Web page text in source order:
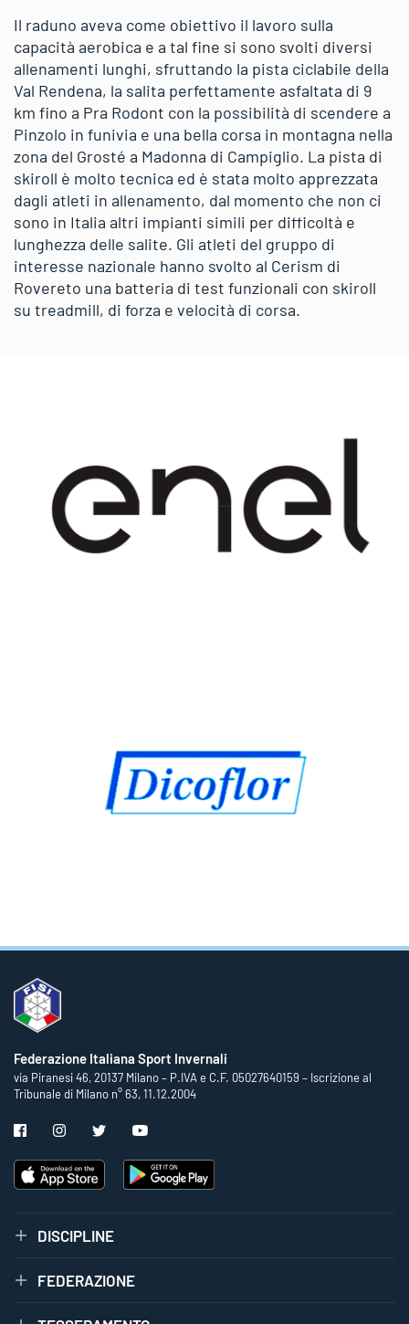
Il raduno aveva come obiettivo il lavoro sulla
capacità aerobica e a tal fine si sono svolti diversi
allenamenti lunghi, sfruttando la pista ciclabile della
Val Rendena, la salita perfettamente asfaltata di 9
km fino a Pra Rodont con la possibilità di scendere a
Pinzolo in funivia e una bella corsa in montagna nella
zona del Grosté a Madonna di Campiglio. La pista di
skiroll è molto tecnica ed è stata molto apprezzata
dagli atleti in allenamento, dal momento che non ci
sono in Italia altri impianti simili per difficoltà e
lunghezza delle salite. Gli atleti del gruppo di
interesse nazionale hanno svolto al Cerism di
Rovereto una batteria di test funzionali con skiroll
su treadmill, di forza e velocità di corsa.
Federazione Italiana Sport Invernali
via Piranesi 46, 20137 Milano – P.IVA e C.F. 05027640159 – Iscrizione al
Tribunale di Milano n° 63, 11.12.2004
DISCIPLINE
FEDERAZIONE